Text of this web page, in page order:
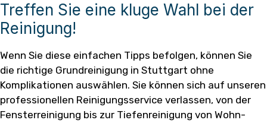
Treffen Sie eine kluge Wahl bei der
Reinigung!
Wenn Sie diese einfachen Tipps befolgen, können Sie
die richtige Grundreinigung in Stuttgart ohne
Komplikationen auswählen. Sie können sich auf unseren
professionellen Reinigungsservice verlassen, von der
Fensterreinigung bis zur Tiefenreinigung von Wohn-